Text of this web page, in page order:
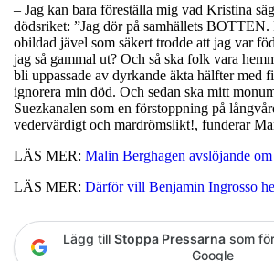
– Jag kan bara föreställa mig vad Kristina
dödsriket: ”Jag dör på samhällets BOTTEN.
obildad jävel som säkert trodde att jag var
jag så gammal ut? Och så ska folk vara
bli uppassade av dyrkande äkta hälfter med
ignorera min död. Och sedan ska mitt
Suezkanalen som en förstoppning på
vedervärdigt och mardrömslikt!, funderar
LÄS MER: Malin Berghagen avslöjande
LÄS MER: Därför vill Benjamin Ingrosso
Lägg till Stoppa Pressarna som
Google